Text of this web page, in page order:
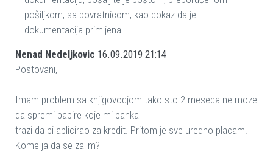
pošiljkom, sa povratnicom, kao dokaz da je
dokumentacija primljena.
Nenad Nedeljkovic 16.09.2019 21:14
Postovani,
Imam problem sa knjigovodjom tako sto 2 meseca ne moze
da spremi papire koje mi banka
trazi da bi aplicirao za kredit. Pritom je sve uredno placam.
Kome ja da se zalim?